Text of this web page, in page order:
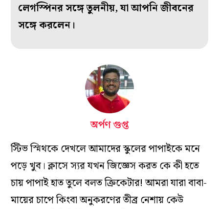
লেগস্পিনর সঙ্গে তুলনীয়, যা আপনি জীবনের
সঙ্গে করলেন।
অর্পণ গুপ্ত
স্টিভ স্মিথকে দেখলে আমাদের স্কুলের পাপাইকে মনে
পড়ে খুব। ক্লাসে স্যর যখন জিজ্ঞেস করত কে কী হতে
চায় পাপাই হাত তুলে বলত ক্রিকেটার! আমরা যারা বাবা-
মায়ের চাপে কিংবা অনুকরণের তীব্র নেশায় কেউ